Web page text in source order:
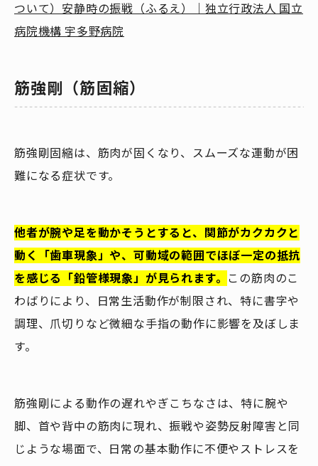
ついて）安静時の振戦（ふるえ）｜独立行政法人 国立
病院機構 宇多野病院
筋強剛（筋固縮）
筋強剛固縮は、筋肉が固くなり、スムーズな運動が困
難になる症状です。
他者が腕や足を動かそうとすると、関節がカクカクと
動く「歯車現象」や、可動域の範囲でほぼ一定の抵抗
を感じる「鉛管様現象」が見られます。 この筋肉のこ
わばりにより、日常生活動作が制限され、特に書字や
調理、爪切りなど微細な手指の動作に影響を及ぼしま
す。
筋強剛による動作の遅れやぎこちなさは、特に腕や
脚、首や背中の筋肉に現れ、振戦や姿勢反射障害と同
じような場面で、日常の基本動作に不便やストレスを